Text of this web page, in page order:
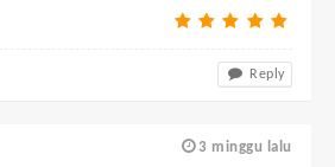
Reply
3 minggu lalu